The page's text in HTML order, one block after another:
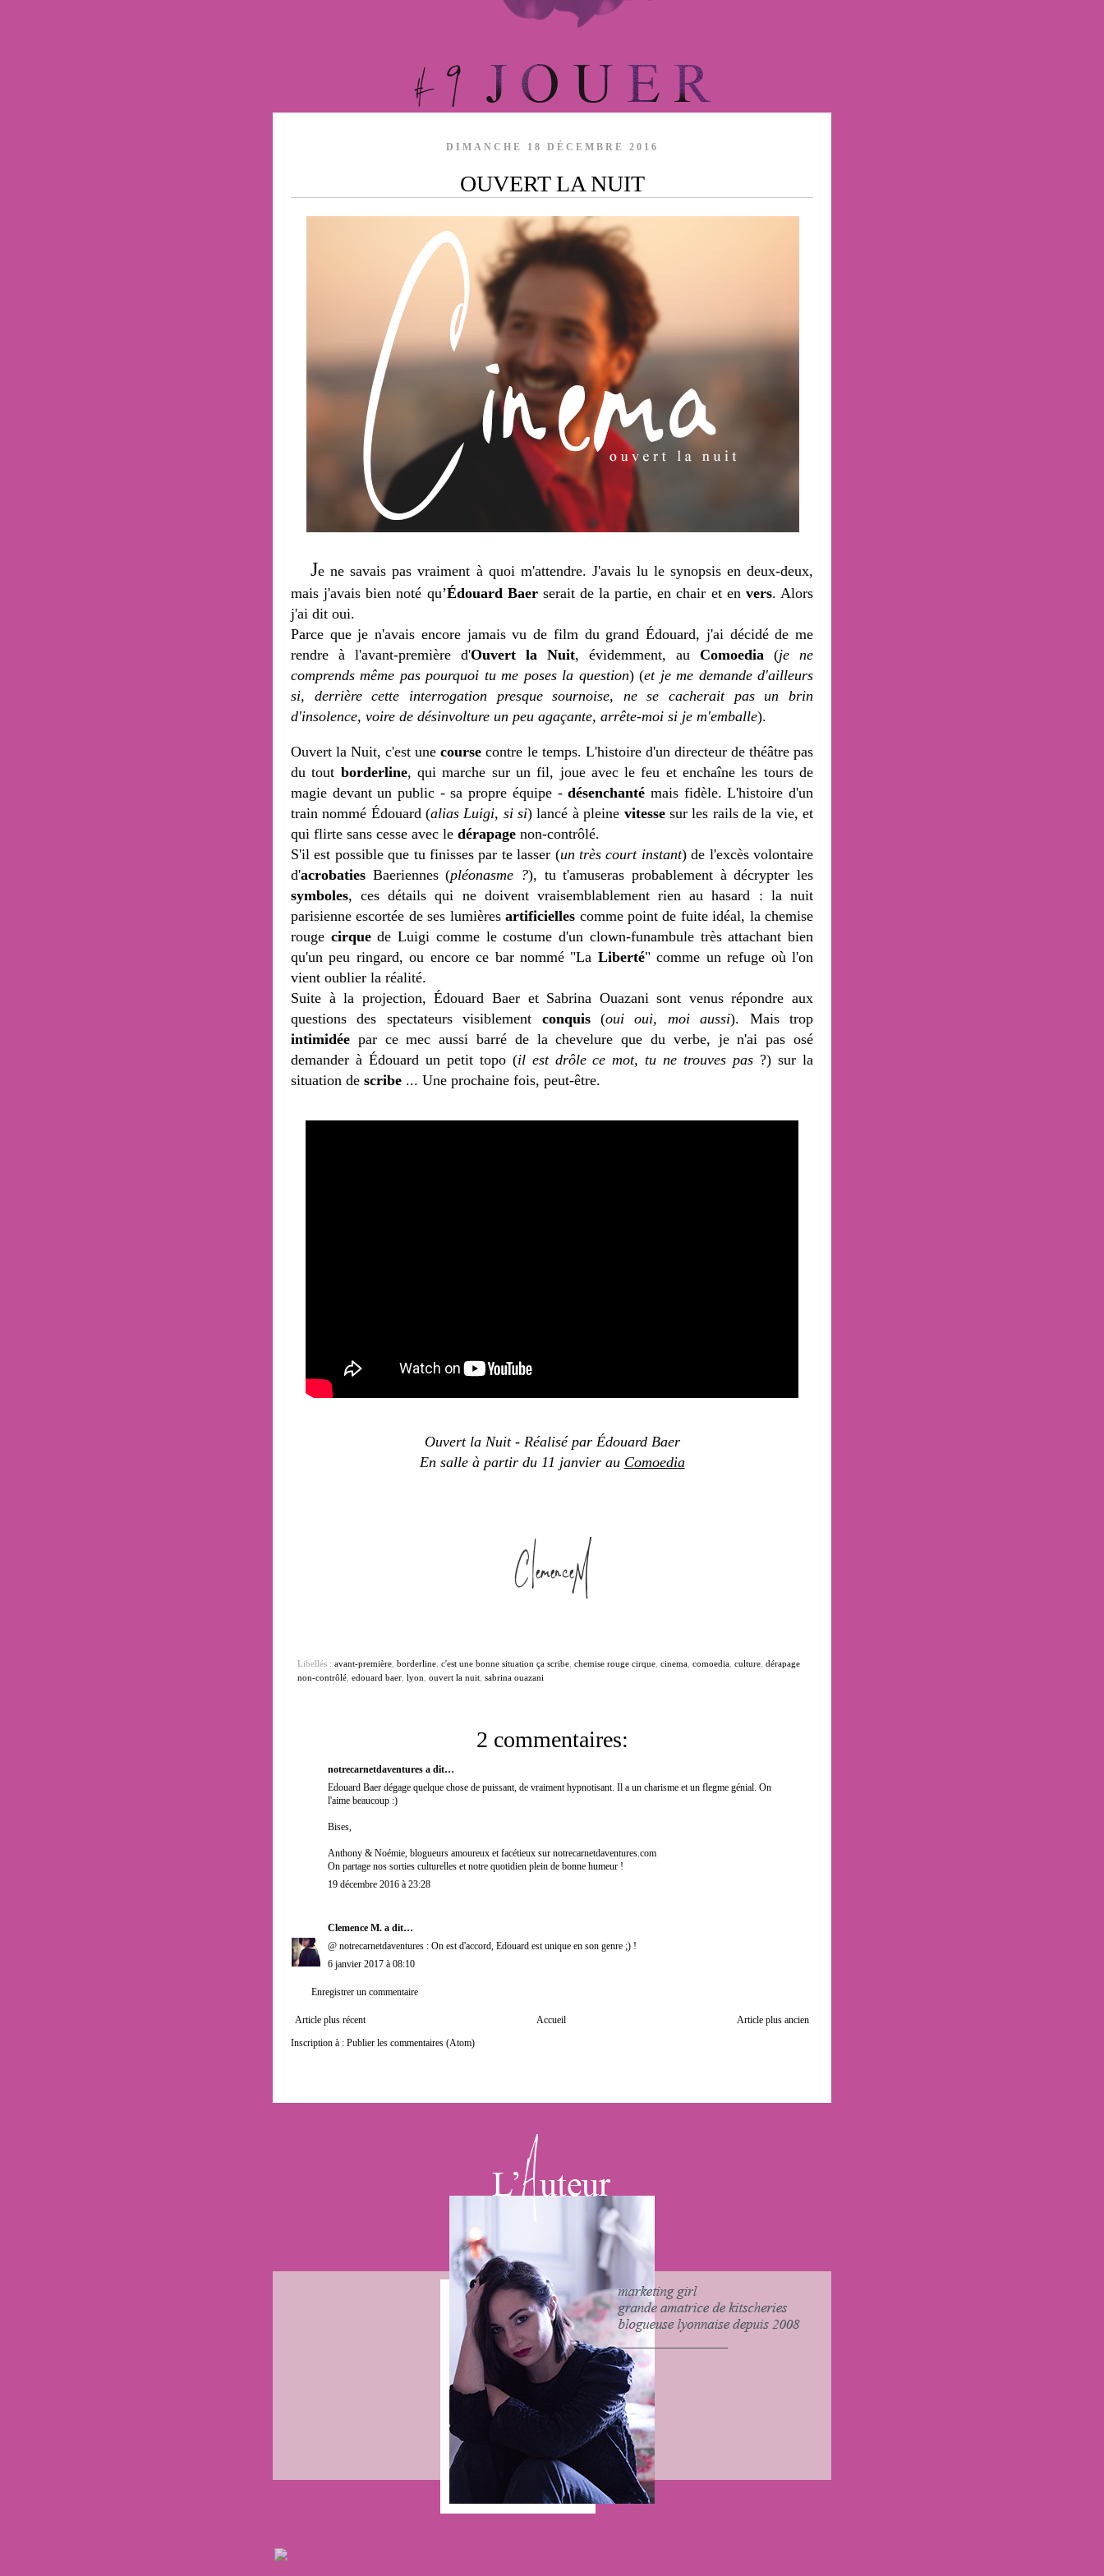
DIMANCHE 18 DÉCEMBRE 2016
OUVERT LA NUIT
Je ne savais pas vraiment à quoi m'attendre. J'avais lu le synopsis en deux-deux,
mais j'avais bien noté qu’Édouard Baerserait de la partie, en chair et en vers. Alors
j'ai dit oui.
Parce que je n'avais encore jamais vu de film du grand Édouard, j'ai décidé de me
rendre à l'avant-première d'Ouvert la Nuit, évidemment, au Comoedia (je ne
comprends même pas pourquoi tu me poses la question) (et je me demande d'ailleurs
si, derrière cette interrogation presque sournoise, ne se cacherait pas un brin
d'insolence, voire de désinvolture un peu agaçante, arrête-moi si je m'emballe).
Ouvert la Nuit, c'est unecourse contre le temps. L'histoire d'un directeur de théâtre pas
du tout borderline, qui marche sur un fil, joue avec le feu et enchaîne les tours de
magie devant un public - sa propre équipe -désenchanté mais fidèle. L'histoire d'un
train nommé Édouard (alias Luigi, si si) lancé à pleine vitessesur les rails de la vie, et
qui flirte sans cesse avec le dérapage non-contrôlé.
S'il est possible que tu finisses par te lasser (un très court instant) de l'excès volontaire
d'acrobaties Baeriennes (pléonasme ?), tu t'amuseras probablement à décrypter les
symboles, ces détails qui ne doivent vraisemblablement rien au hasard : la nuit
parisienne escortée de ses lumièresartificielles comme point de fuite idéal, la chemise
rouge cirquede Luigi comme le costume d'un clown-funambule très attachant bien
qu'un peu ringard, ou encore ce bar nommé "La Liberté" comme un refuge où l'on
vient oublier la réalité.
Suite à la projection, Édouard Baer et Sabrina Ouazani sont venus répondre aux
questions des spectateurs visiblement conquis(oui oui, moi aussi). Mais trop
intimidée par ce mec aussi barré de la chevelure que du verbe, je n'ai pas osé
demander à Édouard un petit topo (il est drôle ce mot, tu ne trouves pas ?) sur la
situation de scribe ... Une prochaine fois, peut-être.
Ouvert la Nuit - Réalisé par Édouard Baer
En salle à partir du 11 janvier au Comoedia
Libellés : avant-première borderline c'est une bonne situation ça scribe chemise rouge cirque cinema comoedia culture dérapage
non-contrôlé edouard baer lyon ouvert la nuit sabrina ouazani
2 commentaires:
notrecarnetdaventures a dit…
Edouard Baer dégage quelque chose de puissant, de vraiment hypnotisant. Il a un charisme et un flegme génial. On
l'aime beaucoup :)
Bises,
Anthony & Noémie, blogueurs amoureux et facétieux sur notrecarnetdaventures.com
On partage nos sorties culturelles et notre quotidien plein de bonne humeur !
19 décembre 2016 à 23:28
Clemence M. a dit…
@ notrecarnetdaventures : On est d'accord, Edouard est unique en son genre ;) !
6 janvier 2017 à 08:10
Enregistrer un commentaire
Article plus récent Article plus ancien
Accueil
Inscription à : Publier les commentaires (Atom)